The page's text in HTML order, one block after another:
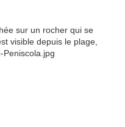
sur un rocher qui se
visible depuis le plage,